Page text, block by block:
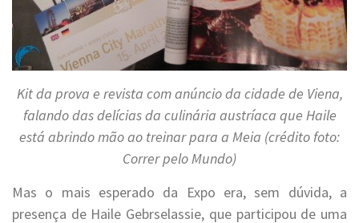
Kit da prova e revista com anúncio da cidade de Viena,
falando das delícias da culinária austríaca que Haile
está abrindo mão ao treinar para a Meia (crédito foto:
Correr pelo Mundo)
Mas o mais esperado da Expo era, sem dúvida, a
presença de Haile Gebrselassie, que participou de uma